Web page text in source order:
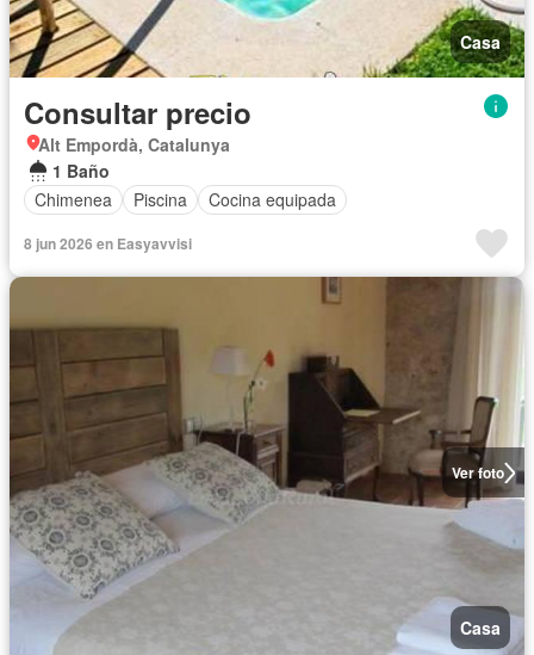
Casa
Consultar precio
Alt Empordà, Catalunya
1 Baño
Chimenea
Piscina Cocina equipada
8 jun 2026 en Easyavvisi
Ver foto
Casa